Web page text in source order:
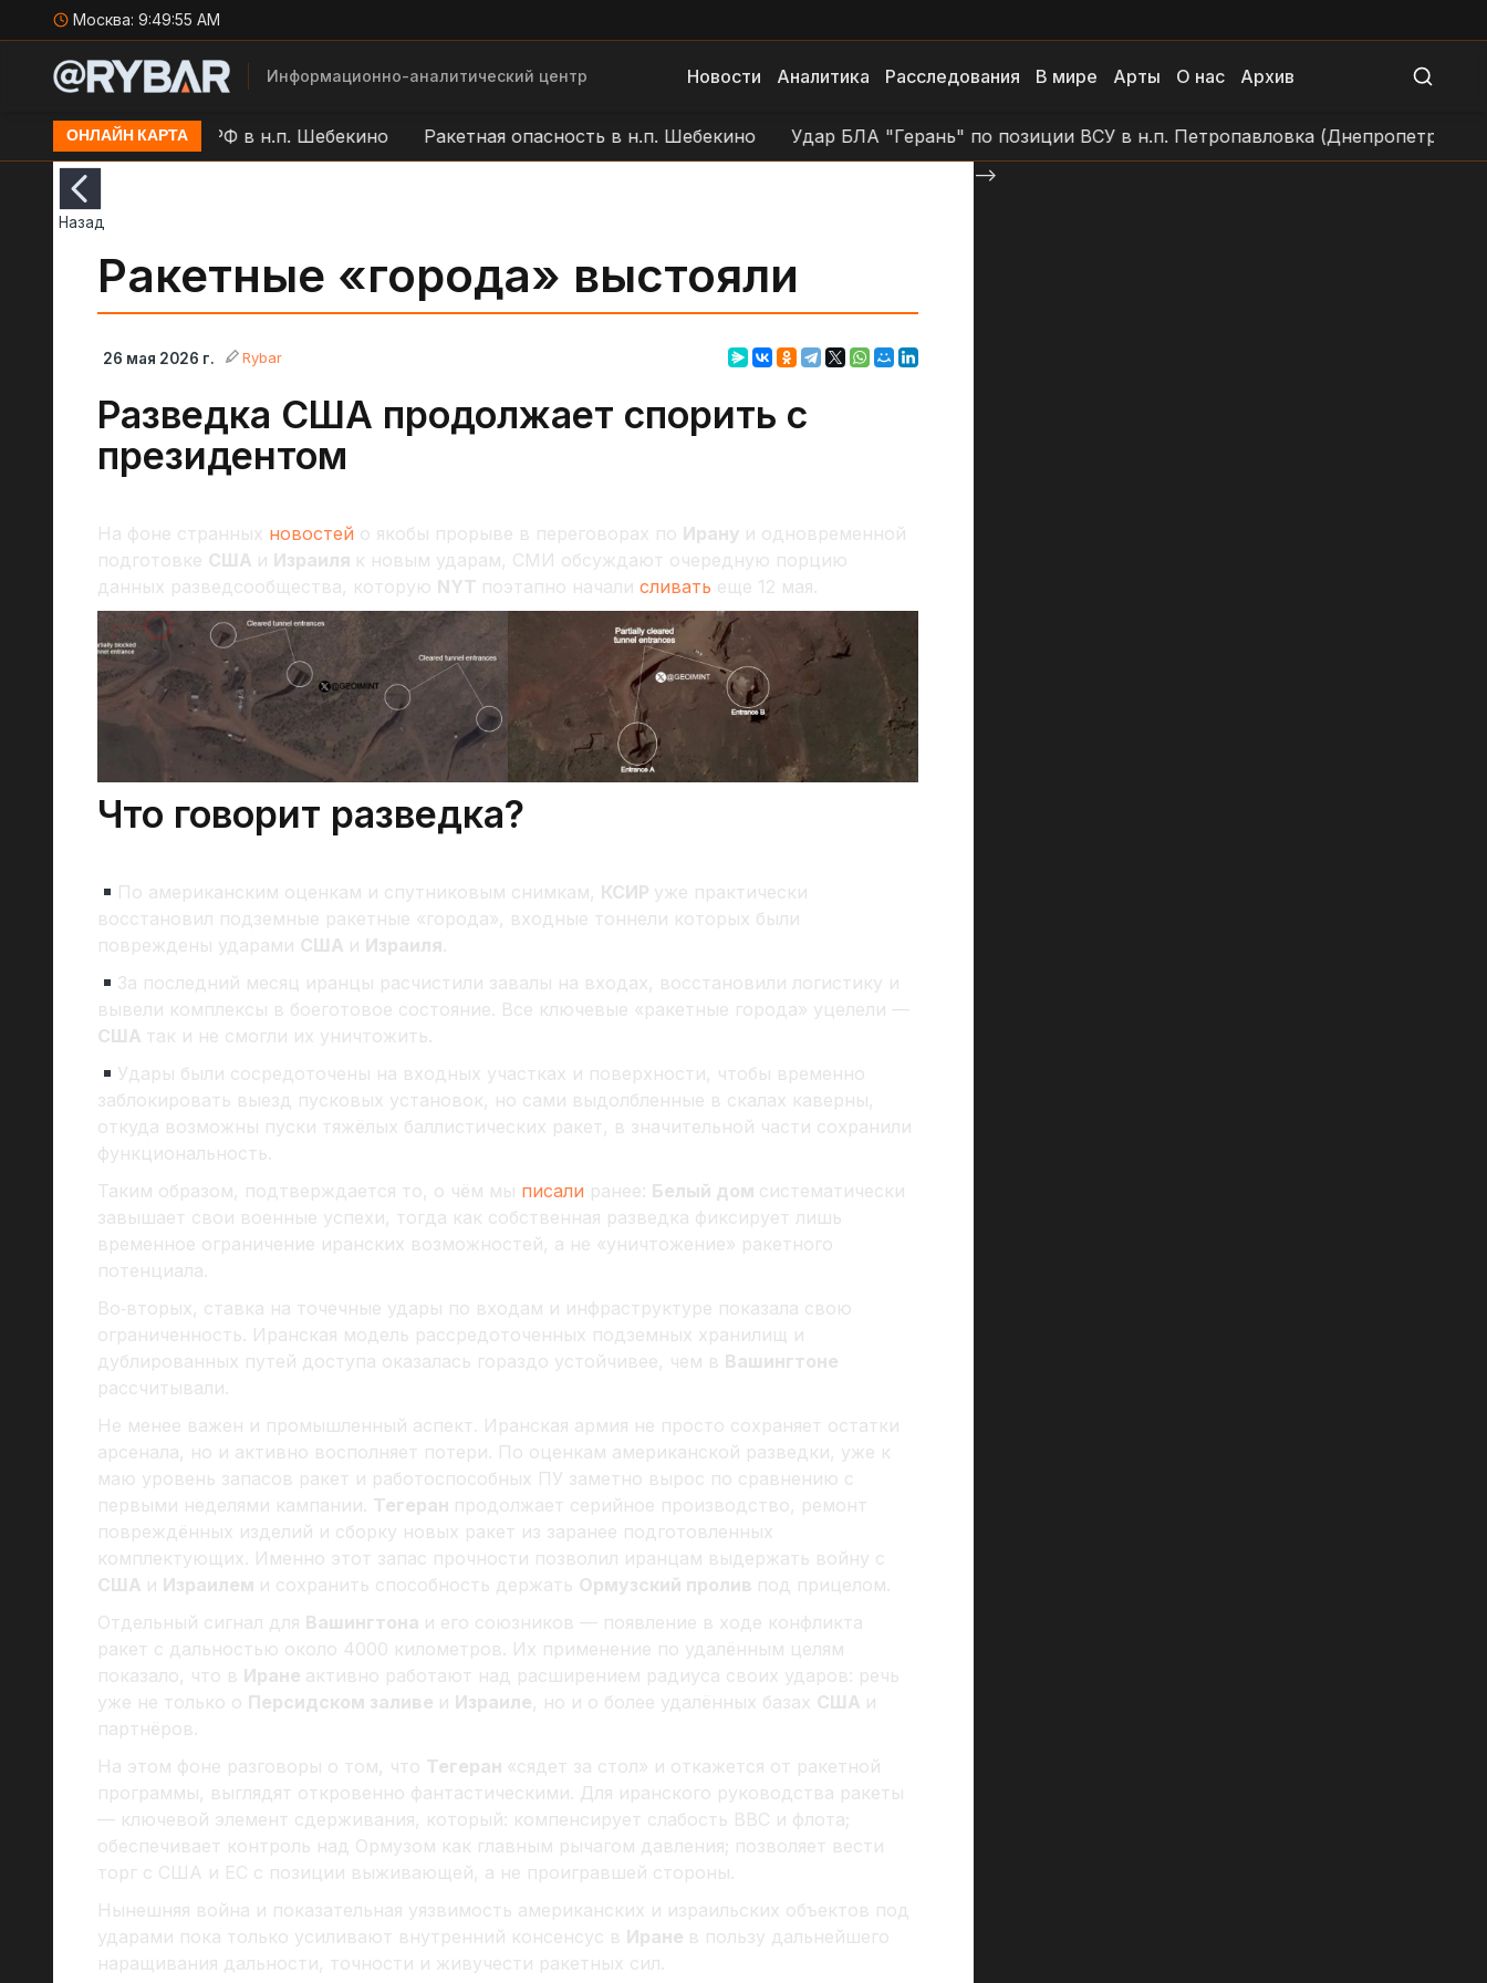
Москва: 9:49:56 AM
Информационно-аналитический центр Новости Аналитика Расследования В мире Арты О нас Архив
ОНЛАЙН КАРТА
Работа ПВО ВС РФ в н.п. Шебекино Ракетная опасность в н.п. Шебекино Удар БЛА "Герань" по позиции ВСУ в н.п. Петропавловка (Днепропетровская
Назад
Ракетные «города» выстояли
26 мая 2026 г. Rybar
Разведка США продолжает спорить с
президентом
На фоне странных новостей о якобы прорыве в переговорах по Ирану и одновременной
подготовке США и Израиля к новым ударам, СМИ обсуждают очередную порцию
данных разведсообщества, которую NYT поэтапно начали сливать еще 12 мая.
Что говорит разведка?
По американским оценкам и спутниковым снимкам, КСИР уже практически
восстановил подземные ракетные «города», входные тоннели которых были
повреждены ударами США и Израиля.
За последний месяц иранцы расчистили завалы на входах, восстановили логистику и
вывели комплексы в боеготовое состояние. Все ключевые «ракетные города» уцелели —
США так и не смогли их уничтожить.
Удары были сосредоточены на входных участках и поверхности, чтобы временно
заблокировать выезд пусковых установок, но сами выдолбленные в скалах каверны,
откуда возможны пуски тяжёлых баллистических ракет, в значительной части сохранили
функциональность.
Таким образом, подтверждается то, о чём мы писали ранее: Белый дом систематически
завышает свои военные успехи, тогда как собственная разведка фиксирует лишь
временное ограничение иранских возможностей, а не «уничтожение» ракетного
потенциала.
Во‑вторых, ставка на точечные удары по входам и инфраструктуре показала свою
ограниченность. Иранская модель рассредоточенных подземных хранилищ и
дублированных путей доступа оказалась гораздо устойчивее, чем в Вашингтоне
рассчитывали.
Не менее важен и промышленный аспект. Иранская армия не просто сохраняет остатки
арсенала, но и активно восполняет потери. По оценкам американской разведки, уже к
маю уровень запасов ракет и работоспособных ПУ заметно вырос по сравнению с
первыми неделями кампании. Тегеран продолжает серийное производство, ремонт
повреждённых изделий и сборку новых ракет из заранее подготовленных
комплектующих. Именно этот запас прочности позволил иранцам выдержать войну с
США и Израилем и сохранить способность держать Ормузский пролив под прицелом.
Отдельный сигнал для Вашингтона и его союзников — появление в ходе конфликта
ракет с дальностью около 4000 километров. Их применение по удалённым целям
показало, что в Иране активно работают над расширением радиуса своих ударов: речь
уже не только о Персидском заливе и Израиле, но и о более удалённых базах США и
партнёров.
На этом фоне разговоры о том, что Тегеран «сядет за стол» и откажется от ракетной
программы, выглядят откровенно фантастическими. Для иранского руководства ракеты
— ключевой элемент сдерживания, который: компенсирует слабость ВВС и флота;
обеспечивает контроль над Ормузом как главным рычагом давления; позволяет вести
торг с США и ЕС с позиции выживающей, а не проигравшей стороны.
Нынешняя война и показательная уязвимость американских и израильских объектов под
ударами пока только усиливают внутренний консенсус в Иране в пользу дальнейшего
наращивания дальности, точности и живучести ракетных сил.
-->